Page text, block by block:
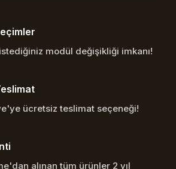
modül değişikliği imkanı!
ücretsiz teslimat seçeneği!
alınan tüm ürünler 2 yıl